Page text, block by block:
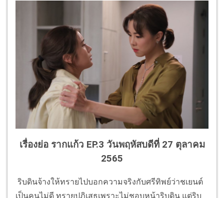
เรื่องย่อ รากแก้ว EP.3 วันพฤหัสบดีที่ 27 ตุลาคม
2565
ริบดินจ้างให้ทรายไปบอกความจริงกับศรีทิพย์ว่าชเยนต์
เป็นคนไม่ดี ทรายปฏิเสธเพราะไม่ชอบหน้าริบดิน แต่ริบ